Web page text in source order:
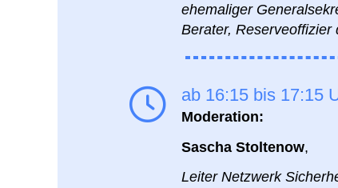
ehemaliger
Berater, Reserveoffizier
ab 16:15 bis 17:15
Moderation:
Sascha Stoltenow,
Leiter Netzwerk